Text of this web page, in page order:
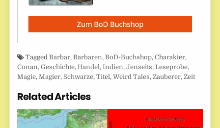
Tagged Barbar, Barbaren, BoD-Buchshop,Charakter,
Conan,Geschichte, Handel ,Indien,Jenseits,Leseprobe,
Magie, Magier, Schwarze,Titel ,Weird Tales, Zauberer, Zeit
Related Articles